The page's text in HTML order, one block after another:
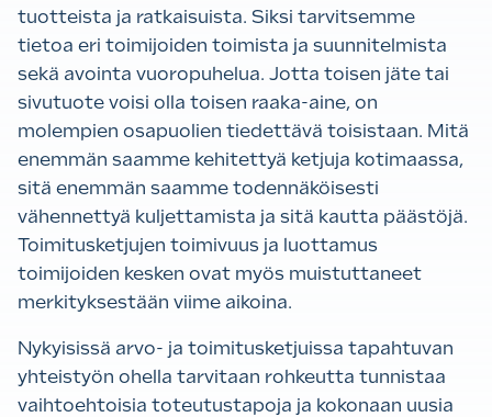
tuotteista ja ratkaisuista. Siksi tarvitsemme
tietoa eri toimijoiden toimista ja suunnitelmista
sekä avointa vuoropuhelua. Jotta toisen jäte tai
sivutuote voisi olla toisen raaka-aine, on
molempien osapuolien tiedettävä toisistaan. Mitä
enemmän saamme kehitettyä ketjuja kotimaassa,
sitä enemmän saamme todennäköisesti
vähennettyä kuljettamista ja sitä kautta päästöjä.
Toimitusketjujen toimivuus ja luottamus
toimijoiden kesken ovat myös muistuttaneet
merkityksestään viime aikoina.
Nykyisissä arvo- ja toimitusketjuissa tapahtuvan
yhteistyön ohella tarvitaan rohkeutta tunnistaa
vaihtoehtoisia toteutustapoja ja kokonaan uusia